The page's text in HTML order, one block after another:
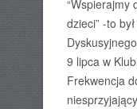
“Wspierajmy
dzieci” -to
9 lipca w
Frekwencja